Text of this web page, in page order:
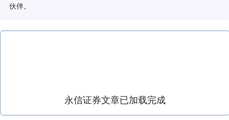
伙伴。
永信证券文章已加载完成